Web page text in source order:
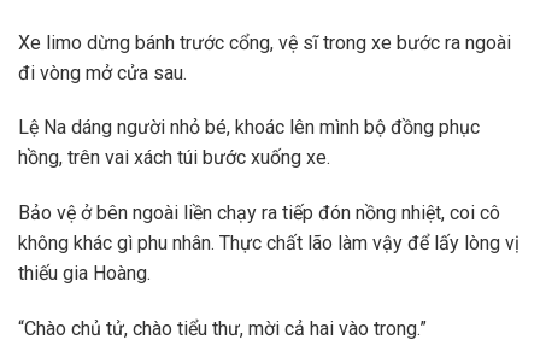
Xe limo dừng bánh trước cổng, vệ sĩ trong xe bước ra ngoài
đi vòng mở cửa sau.
Lệ Na dáng người nhỏ bé, khoác lên mình bộ đồng phục
hồng, trên vai xách túi bước xuống xe.
Bảo vệ ở bên ngoài liền chạy ra tiếp đón nồng nhiệt, coi cô
không khác gì phu nhân. Thực chất lão làm vậy để lấy lòng vị
thiếu gia Hoàng.
“Chào chủ tử, chào tiểu thư, mời cả hai vào trong.”